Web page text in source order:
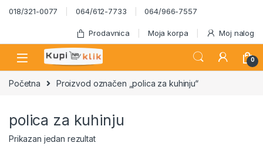
Skip to navigation
Skip to content
018/321-0077 064/612-7733 064/966-7557
Prodavnica Moja korpa Moj nalog
0
Početna Proizvod označen „polica za kuhinju“
polica za kuhinju
Prikazan jedan rezultat